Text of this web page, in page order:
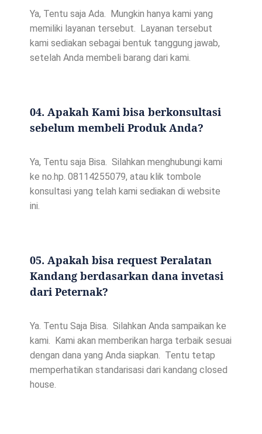
Ya, Tentu saja Ada. Mungkin hanya kami yang
memiliki layanan tersebut. Layanan tersebut
kami sediakan sebagai bentuk tanggung jawab,
setelah Anda membeli barang dari kami.
04. Apakah Kami bisa berkonsultasi
sebelum membeli Produk Anda?
Ya, Tentu saja Bisa. Silahkan menghubungi kami
ke no.hp. 08114255079, atau klik tombole
konsultasi yang telah kami sediakan di website
ini.
05. Apakah bisa request Peralatan
Kandang berdasarkan dana invetasi
dari Peternak?
Ya. Tentu Saja Bisa. Silahkan Anda sampaikan ke
kami. Kami akan memberikan harga terbaik sesuai
dengan dana yang Anda siapkan. Tentu tetap
memperhatikan standarisasi dari kandang closed
house.